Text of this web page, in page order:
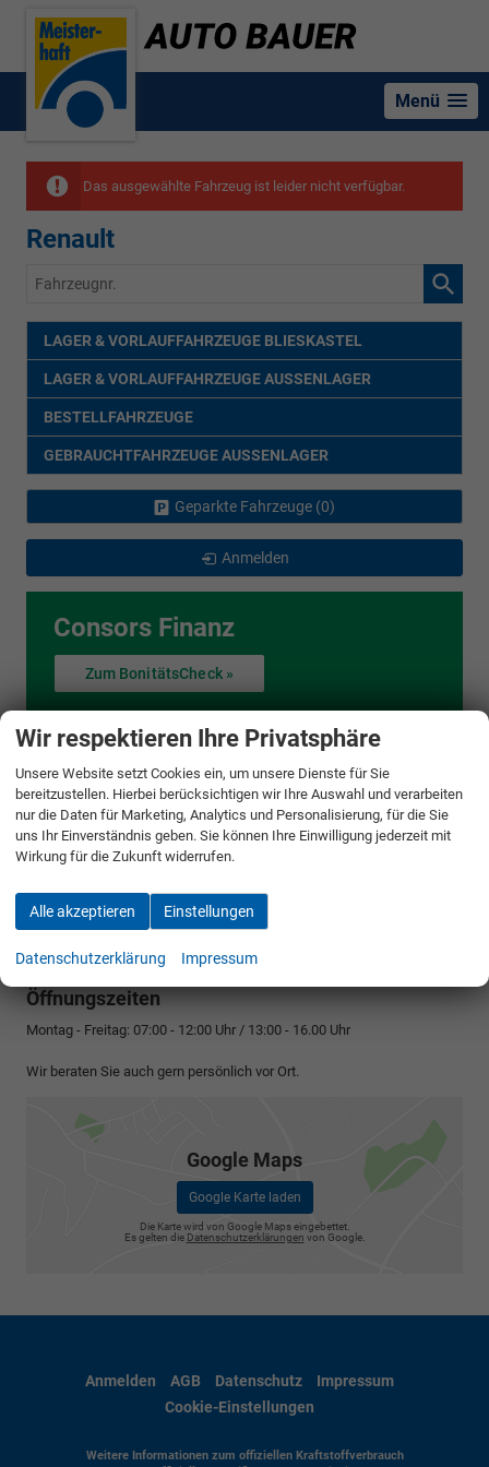
Menü
Das ausgewählte Fahrzeug ist leider nicht verfügbar.
Renault
Fahrzeugnr.
LAGER & VORLAUFFAHRZEUGE BLIESKASTEL
LAGER & VORLAUFFAHRZEUGE AUSSENLAGER
BESTELLFAHRZEUGE
GEBRAUCHTFAHRZEUGE AUSSENLAGER
Geparkte Fahrzeuge (0)
Anmelden
Consors Finanz
Zum BonitätsCheck »
Auto Bauer
Bliesgaustr. 69
66440 Blieskastel
Telefax:
06842 1510
E-Mail:
info@autobauer.de
Öffnungszeiten
Montag - Freitag: 07:00 - 12:00 Uhr / 13:00 - 16.00 Uhr
Wir beraten Sie auch gern persönlich vor Ort.
Google Maps
Google Karte laden
Die Karte wird von Google Maps eingebettet.
Es gelten die Datenschutzerklärungen von Google.
Anmelden AGB Datenschutz
Impressum
Cookie-Einstellungen
Weitere Informationen zum offiziellen Kraftstoffverbrauch
Wir respektieren Ihre Privatsphäre
Unsere Website setzt Cookies ein, um unsere Dienste für Sie
bereitzustellen. Hierbei berücksichtigen wir Ihre Auswahl und verarbeiten
nur die Daten für Marketing, Analytics und Personalisierung, für die Sie
uns Ihr Einverständnis geben. Sie können Ihre Einwilligung jederzeit mit
Wirkung für die Zukunft widerrufen.
Alle akzeptieren Einstellungen
Datenschutzerklärung Impressum